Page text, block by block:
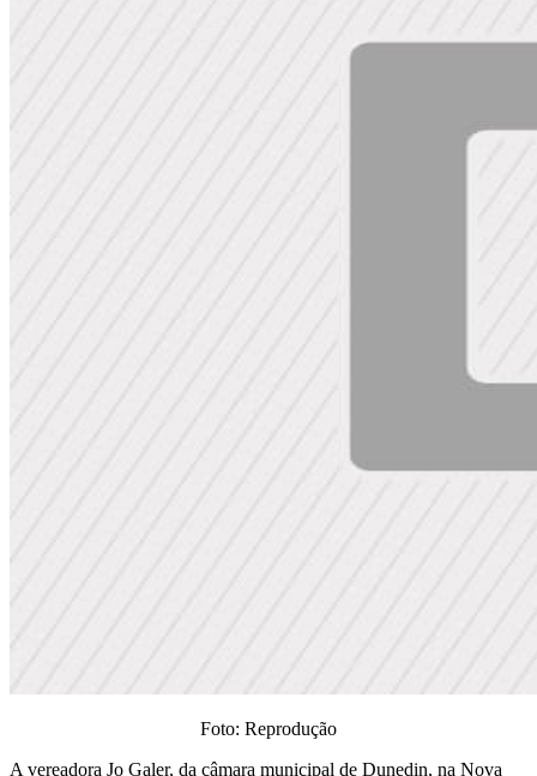
Foto: Reprodução
A vereadora Jo Galer, da câmara municipal de Dunedin, na Nova